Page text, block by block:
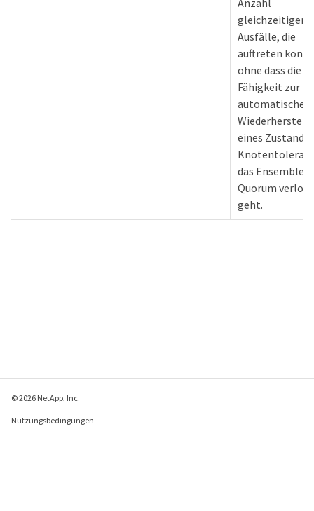
gleichzeitiger
Ausfälle, die
auftreten
ohne dass die
Fähigkeit zur
automatischen
eines Zustands
das Ensemble-
Quorum
geht.
© 2026 NetApp, Inc.
Nutzungsbedingungen